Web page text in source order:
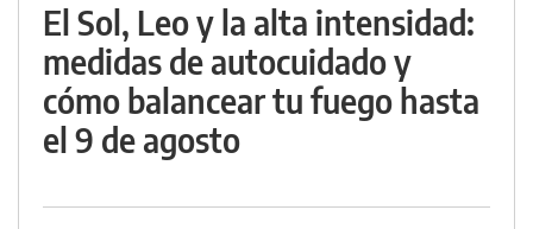
El Sol, Leo y la alta intensidad:
medidas de autocuidado y
cómo balancear tu fuego hasta
el 9 de agosto